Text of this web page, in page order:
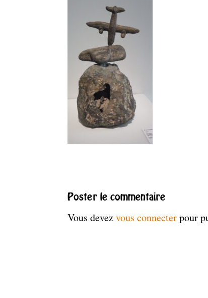
Poster le commentaire
Vous devezvous connecterpour